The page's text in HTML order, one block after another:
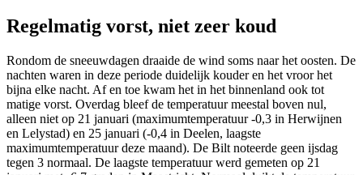
Regelmatig vorst, niet zeer koud
Rondom de sneeuwdagen draaide de wind soms naar het oosten. De
nachten waren in deze periode duidelijk kouder en het vroor het
bijna elke nacht. Af en toe kwam het in het binnenland ook tot
matige vorst. Overdag bleef de temperatuur meestal boven nul,
alleen niet op 21 januari (maximumtemperatuur -0,3 in Herwijnen
en Lelystad) en 25 januari (-0,4 in Deelen, laagste
maximumtemperatuur deze maand). De Bilt noteerde geen ijsdag
tegen 3 normaal. De laagste temperatuur werd gemeten op 21